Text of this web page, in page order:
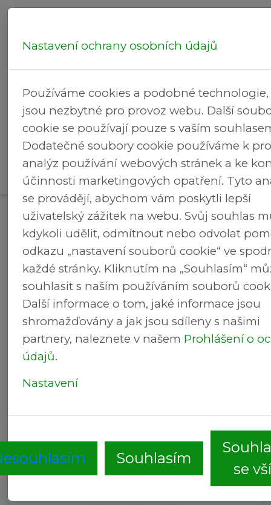
Brezineves.cz > Úvod
Rekreační
areál
Previous Next
1 2 3 4 5 6
Volby do Zastupitelstva
Úřední deska
Nastavení ochrany osobních údajů
Používáme cookies a podobné
jsou nezbytné pro provoz webu. Další
cookie se používají pouze s vaším
Dodatečné soubory cookie používáme k
analýz používání webových stránek a ke
účinnosti marketingových opatření. Tyto
se provádějí, abychom vám poskytli lepší
uživatelský zážitek na webu. Svůj souhlas
kdykoli udělit, odmítnout nebo odvolat
odkazu „nastavení souborů cookie“ ve
každé stránky. Kliknutím na „Souhlasím“
souhlasit s naším používáním souborů
Další informace o tom, jaké informace jsou
shromažďovány a jak jsou sdíleny s našimi
partnery, naleznete v našem Prohlášení o
údajů.
Nastavení
Souhlasím
se